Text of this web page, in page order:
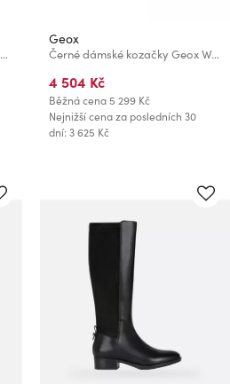
Černé dámské kozačky Geox Spherica EC1
Geox
Černé dámské kozačky Geox Wedge
4 504 Kč
Běžná cena5 299 Kč
Nejnižší cena za posledních 30
dní: 3 625 Kč